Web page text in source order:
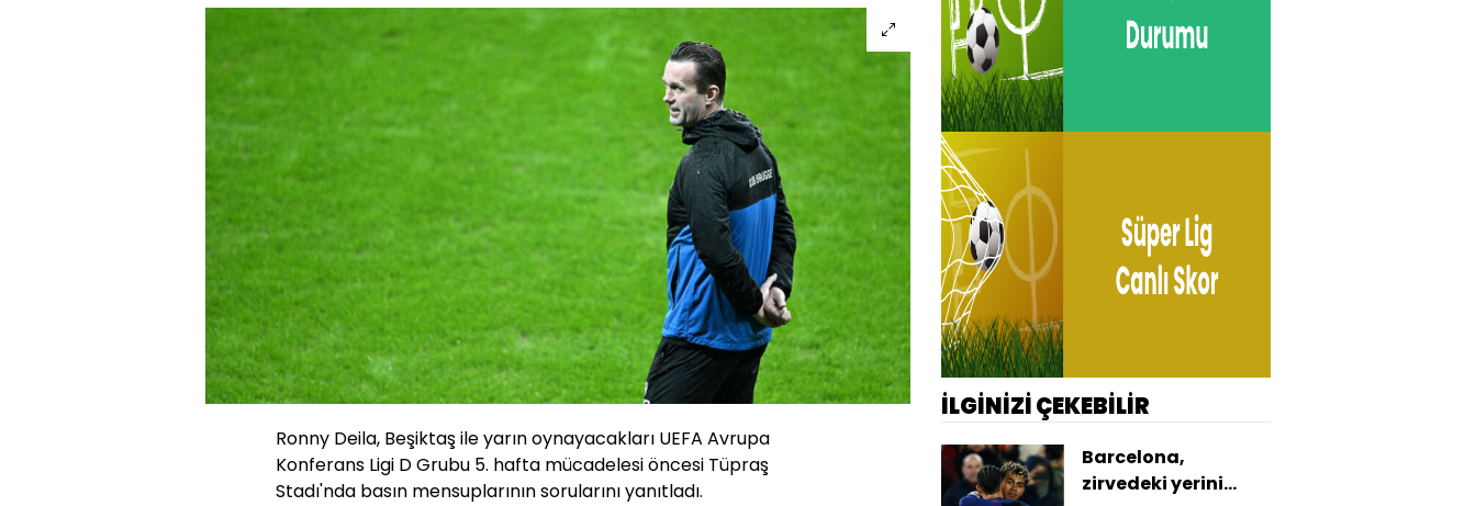
Ronny Deila, Beşiktaş ile yarın oynayacakları UEFA Avrupa
Konferans Ligi D Grubu 5. hafta mücadelesi öncesi Tüpraş
Stadı'nda basın mensuplarının sorularını yanıtladı.
İLGİNİZİ ÇEKEBİLİR
Barcelona,
zirvedeki yerini